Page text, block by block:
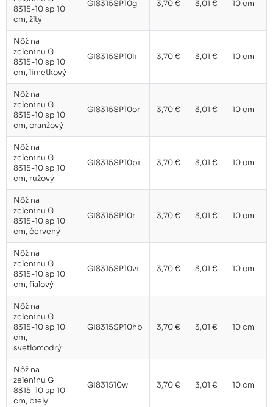
Nôž na zeleninu G 8315-10 sp
Nôž na zeleninu G 8315-10 sp
10 cm, zelený
8315-10 sp 10
cm, žltý
GI8315SP10g 3,70 € 3,01 € 10 cm
Nôž na
zeleninu G
8315-10 sp 10
cm, limetkový
GI8315SP10li 3,70 € 3,01 € 10 cm
Nôž na
zeleninu G
8315-10 sp 10
cm, oranžový
GI8315SP10or 3,70 € 3,01 € 10 cm
Nôž na
zeleninu G
8315-10 sp 10
cm, ružový
GI8315SP10pi 3,70 € 3,01 € 10 cm
Nôž na
zeleninu G
8315-10 sp 10
cm, červený
GI8315SP10r 3,70 € 3,01 € 10 cm
Nôž na
zeleninu G
8315-10 sp 10
cm, fialový
GI8315SP10vi 3,70 € 3,01 € 10 cm
Nôž na
zeleninu G
8315-10 sp 10
cm,
svetlomodrý
GI8315SP10hb 3,70 € 3,01 € 10 cm
Nôž na
zeleninu G
8315-10 sp 10
cm, biely
GI831510w 3,70 € 3,01 € 10 cm